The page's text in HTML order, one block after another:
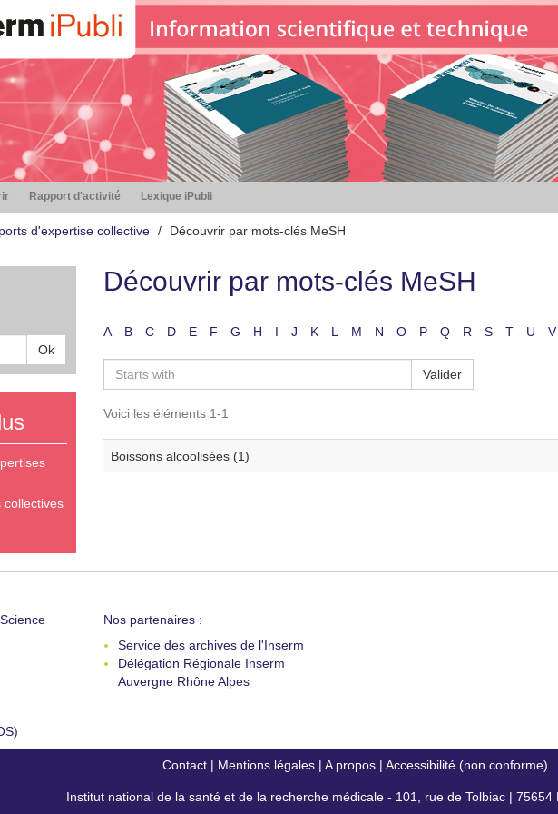
Rapport d'activité Lexique iPubli
d'expertise collective Découvrir par mots-clés MeSH
Ok
collectives
Découvrir par mots-clés MeSH
A B C D E F G H I J K L M N O P Q R S T U V
Valider
Voici les éléments 1-1
Boissons alcoolisées (1)
Nos partenaires :
Service des archives de l'Inserm
Délégation Régionale Inserm
Auvergne Rhône Alpes
Contact| Mentions légales| A propos| Accessibilité (non conforme)
Institut national de la santé et de la recherche médicale - 101, rue de Tolbiac | 75654